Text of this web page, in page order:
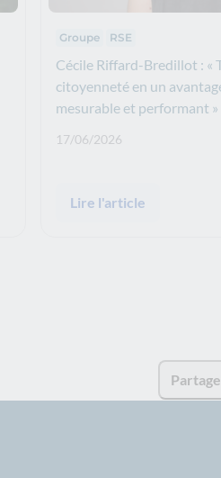
Thématiques :
Groupe RSE
Cécile Riffard-Bredillot : «
citoyenneté en un
mesurable et performant »
Date de publication: :
17/06/2026
Lire l'article